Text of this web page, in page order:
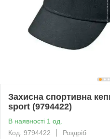
Захисна спортивна
sport (9794422)
В наявності 1 од.
Код: 9794422
Роздріб